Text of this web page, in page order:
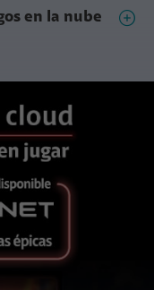
en la nube